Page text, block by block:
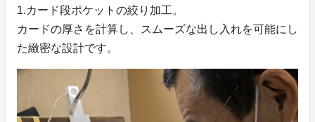
1.カード段ポケットの絞り加工。
カードの厚さを計算し、スムーズな出し入れを可能にし
た緻密な設計です。